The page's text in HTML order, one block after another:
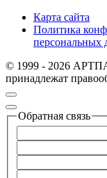
Карта сайта
Политика
персональных
© 1999 - 2026
принадлежат
Обратная связь